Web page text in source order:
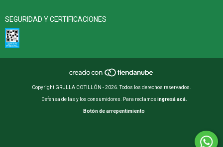
SEGURIDAD Y CERTIFICACIONES
Copyright GRULLA COTILLÓN - 2026. Todos los derechos reservados.
Defensa de las y los consumidores. Para reclamos ingresá acá.
Botón de arrepentimiento